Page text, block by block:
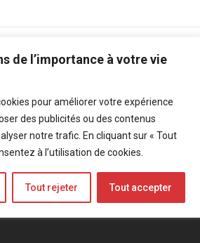
de l’importance à votre vie
pour améliorer votre expérience
des publicités ou des contenus
notre trafic. En cliquant sur « Tout
à l’utilisation de cookies.
Tout rejeter Tout accepter
de confidentialité